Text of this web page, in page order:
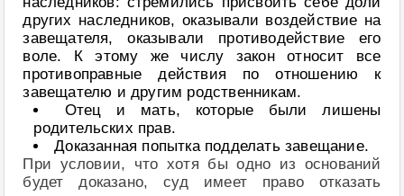
других наследников, оказывали воздействие на
завещателя, оказывали противодействие его
воле. К этому же числу закон относит все
противоправные действия по отношению к
завещателю и другим родственникам.
Отец и мать, которые были лишены
родительских прав.
Доказанная попытка подделать завещание.
При условии, что хотя бы одно из оснований
будет доказано, суд имеет право отказать